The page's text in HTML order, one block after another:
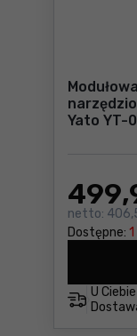
Yato YT-
499
netto:
Dostępne:
U